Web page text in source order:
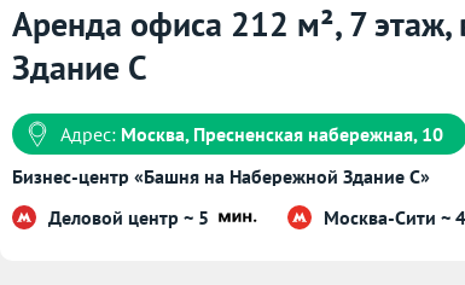
Аренда офиса 212 м², 7
Здание С
Адрес: Москва, Пресненская набережная, 10
Бизнес-центр «Башня на Набережной Здание С»
Деловой центр ~ 5
Москва-Сити ~ 4